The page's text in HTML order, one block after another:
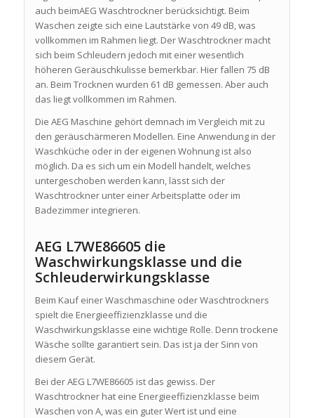
auch beimAEG Waschtrockner berücksichtigt. Beim
Waschen zeigte sich eine Lautstärke von 49 dB, was
vollkommen im Rahmen liegt. Der Waschtrockner macht
sich beim Schleudern jedoch mit einer wesentlich
höheren Geräuschkulisse bemerkbar. Hier fallen 75 dB
an. Beim Trocknen wurden 61 dB gemessen. Aber auch
das liegt vollkommen im Rahmen.
Die AEG Maschine gehört demnach im Vergleich mit zu
den geräuschärmeren Modellen. Eine Anwendung in der
Waschküche oder in der eigenen Wohnung ist also
möglich. Da es sich um ein Modell handelt, welches
untergeschoben werden kann, lässt sich der
Waschtrockner unter einer Arbeitsplatte oder im
Badezimmer integrieren.
AEG L7WE86605 die
Waschwirkungsklasse und die
Schleuderwirkungsklasse
Beim Kauf einer Waschmaschine oder Waschtrockners
spielt die Energieeffizienzklasse und die
Waschwirkungsklasse eine wichtige Rolle. Denn trockene
Wäsche sollte garantiert sein. Das ist ja der Sinn von
diesem Gerät.
Bei der AEG L7WE86605 ist das gewiss. Der
Waschtrockner hat eine Energieeffizienzklasse beim
Waschen von A, was ein guter Wert ist und eine